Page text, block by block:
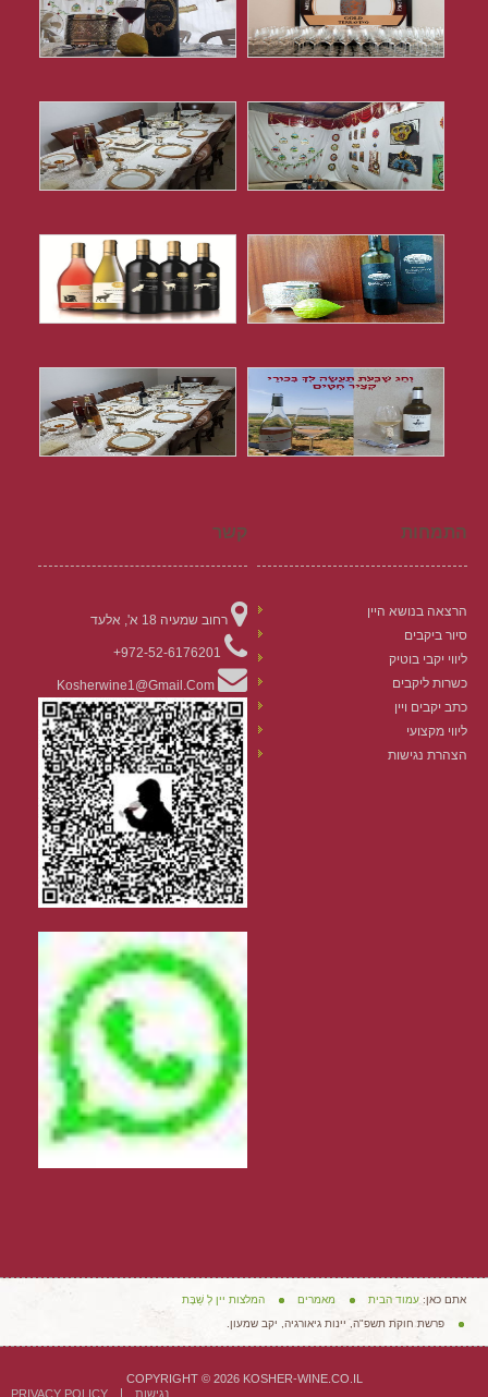
התמחות
הרצאה בנושא היין
סיור ביקבים
ליווי יקבי בוטיק
כשרות ליקבים
כתב יקבים ויין
ליווי מקצועי
הצהרת נגישות
קשר
רחוב שמעיה 18 א', אלעד
972-52-6176201+
Kosherwine1@gmail.com
אתם כאן: עמוד הבית מאמרים
המלצות יין לְ שַׁבָּת
פרשת חוקת תשפ"ה, יינות גיאורגיה, יקב שמעון.
COPYRIGHT © 2026 KOSHER-WINE.CO.IL
PRIVACY POLICY
נגישות